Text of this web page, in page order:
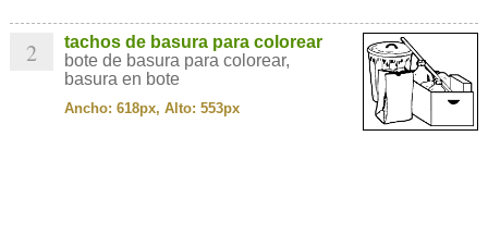
2
tachos de basura para colorear
bote de basura para colorear,
basura en bote
Ancho: 618px, Alto: 553px